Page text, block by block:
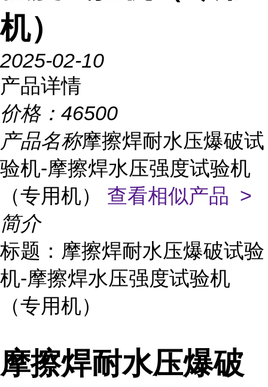
机）
2025-02-10
产品详情
价格： 46500
产品名称摩擦焊耐水压爆破试
验机-摩擦焊水压强度试验机
（专用机） 查看相似产品 >
简介
标题：摩擦焊耐水压爆破试验
机-摩擦焊水压强度试验机
（专用机）
摩擦焊耐水压爆破